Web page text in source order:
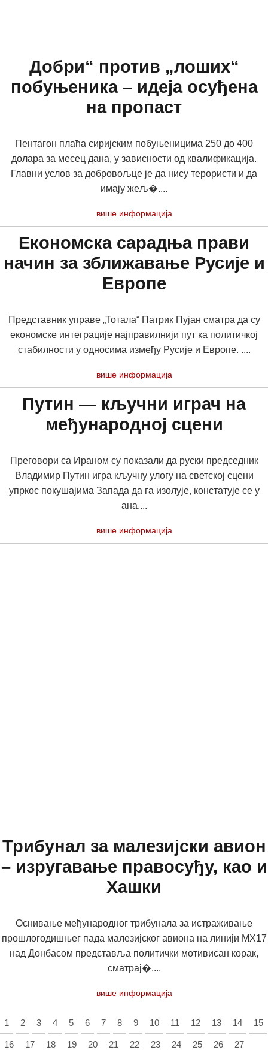
Добри“ против „лоших“
побуњеника – идеја осуђена
на пропаст
Пентагон плаћа сиријским побуњеницима 250 до 400
долара за месец дана, у зависности од квалификација.
Главни услов за добровољце је да нису терористи и да
имају жељ�....
више информација
Економска сарадња прави
начин за зближавање Русије и
Европе
Представник управе „Тотала“ Патрик Пујан сматра да су
економске интеграције најправилнији пут ка политичкој
стабилности у односима између Русије и Европе. ....
више информација
Путин — кључни играч на
међународној сцени
Преговори са Ираном су показали да руски председник
Владимир Путин игра кључну улогу на светској сцени
упркос покушајима Запада да га изолује, констатује се у
ана....
више информација
Трибунал за малезијски авион
– изругавање правосуђу, као и
Хашки
Оснивање међународног трибунала за истраживање
прошлогодишњег пада малезијског авиона на линији МХ17
над Донбасом представља политички мотивисан корак,
сматрај�....
више информација
1 2 3 4 5 6 7 8 9 10 11 12 13 14 15
16 17 18 19 20 21 22 23 24 25 26 27